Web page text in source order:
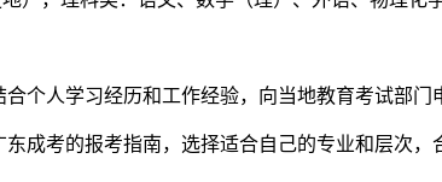
个人学习经历和工作经验，向当地教育考试部
成考的报考指南，选择适合自己的专业和层次